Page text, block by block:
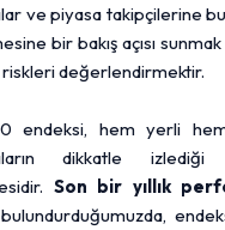
ve piyasa takipçilerine
bir bakış açısı
riskleri değerlendirmektir.
endeksi, hem yerli
dikkatle
Son bir yıllık